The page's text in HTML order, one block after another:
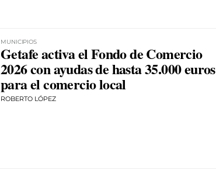
MUNICIPIOS
Getafe activa el Fondo de Comercio
2026 con ayudas de hasta 35.000 euros
para el comercio local
ROBERTO LÓPEZ